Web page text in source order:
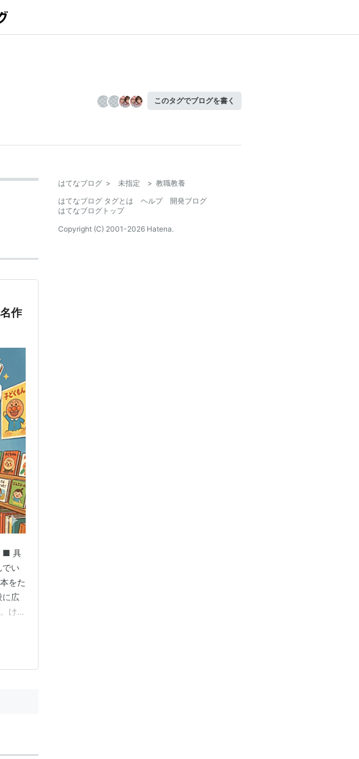
このタグでブログを書く
作
■ 具
でい
をた
に広
けれ
せ
はてなブログ > 未指定 > 教職教養
はてなブログ タグとは
ヘルプ
開発ブログ
はてなブログトップ
Copyright (C) 2001-2026 Hatena.